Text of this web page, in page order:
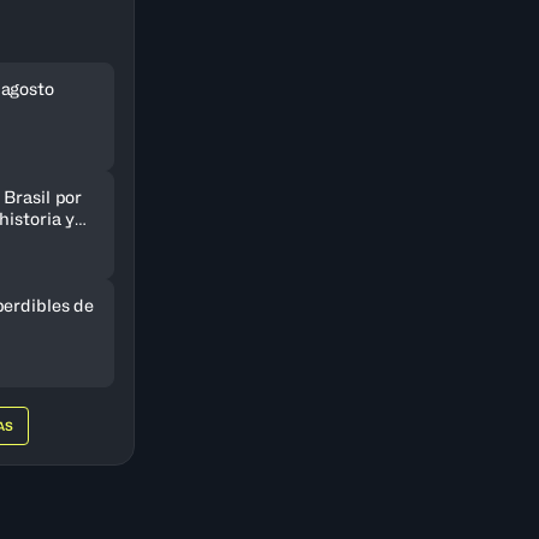
Brasil por
y
de